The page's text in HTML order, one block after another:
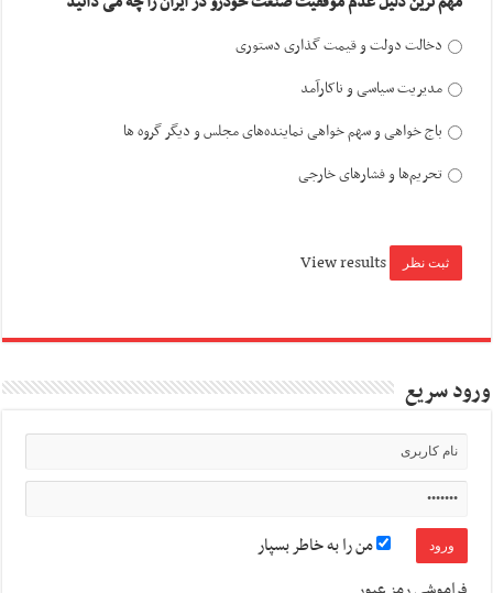
دخالت دولت و قیمت گذاری دستوری
مدیریت سیاسی و ناکارآمد
باج خواهی و سهم خواهی نماینده‌های مجلس و دیگر گروه ها
تحریم‌ها و فشارهای خارجی
View results
ورود سریع
من را به خاطر بسپار